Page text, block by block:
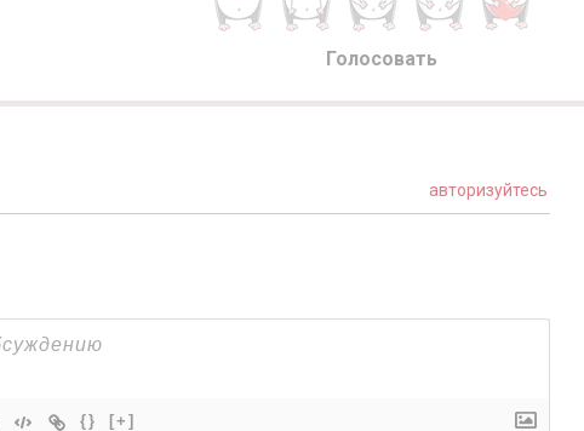
Голосовать
авторизуйтесь
{} [+]